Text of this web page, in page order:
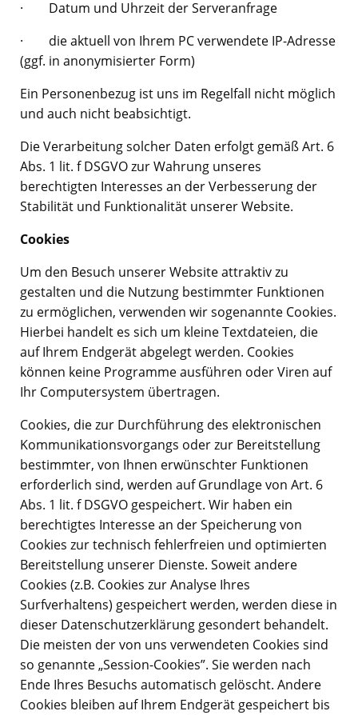
· Datum und Uhrzeit der Serveranfrage
· die aktuell von Ihrem PC verwendete IP-Adresse
(ggf. in anonymisierter Form)
Ein Personenbezug ist uns im Regelfall nicht möglich
und auch nicht beabsichtigt.
Die Verarbeitung solcher Daten erfolgt gemäß Art. 6
Abs. 1 lit. f DSGVO zur Wahrung unseres
berechtigten Interesses an der Verbesserung der
Stabilität und Funktionalität unserer Website.
Cookies
Um den Besuch unserer Website attraktiv zu
gestalten und die Nutzung bestimmter Funktionen
zu ermöglichen, verwenden wir sogenannte Cookies.
Hierbei handelt es sich um kleine Textdateien, die
auf Ihrem Endgerät abgelegt werden. Cookies
können keine Programme ausführen oder Viren auf
Ihr Computersystem übertragen.
Cookies, die zur Durchführung des elektronischen
Kommunikationsvorgangs oder zur Bereitstellung
bestimmter, von Ihnen erwünschter Funktionen
erforderlich sind, werden auf Grundlage von Art. 6
Abs. 1 lit. f DSGVO gespeichert. Wir haben ein
berechtigtes Interesse an der Speicherung von
Cookies zur technisch fehlerfreien und optimierten
Bereitstellung unserer Dienste. Soweit andere
Cookies (z.B. Cookies zur Analyse Ihres
Surfverhaltens) gespeichert werden, werden diese in
dieser Datenschutzerklärung gesondert behandelt.
Die meisten der von uns verwendeten Cookies sind
so genannte „Session-Cookies”. Sie werden nach
Ende Ihres Besuchs automatisch gelöscht. Andere
Cookies bleiben auf Ihrem Endgerät gespeichert bis